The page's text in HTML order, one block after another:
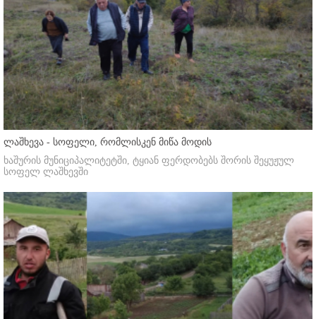
ლაშხევა - სოფელი, რომლისკენ მიწა მოდის
ხაშურის მუნიციპალიტეტში, ტყიან ფერდობებს შორის შეყუჟულ
სოფელ ლაშხევში